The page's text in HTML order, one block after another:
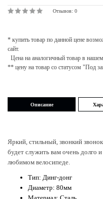
Отзывов: 0
* купить товар по данной цене
сайт.
Цена на аналогичный товар в
** цену на товар со статусом "Под
Описание
Яркий, стильный, звонкий
будет служить вам очень долго
любимом велосипеде.
Тип: Динг-донг
Диаметр: 80мм